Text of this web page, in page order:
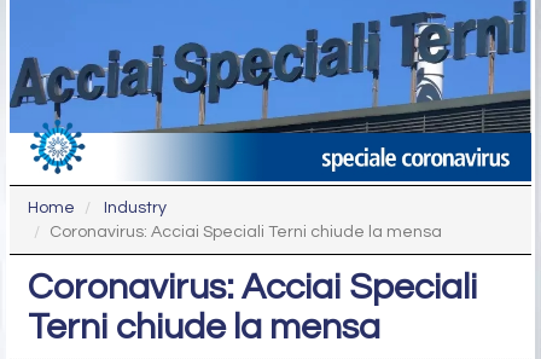
Home
Industry
Coronavirus: Acciai Speciali Terni chiude la mensa
Coronavirus: Acciai Speciali
Terni chiude la mensa